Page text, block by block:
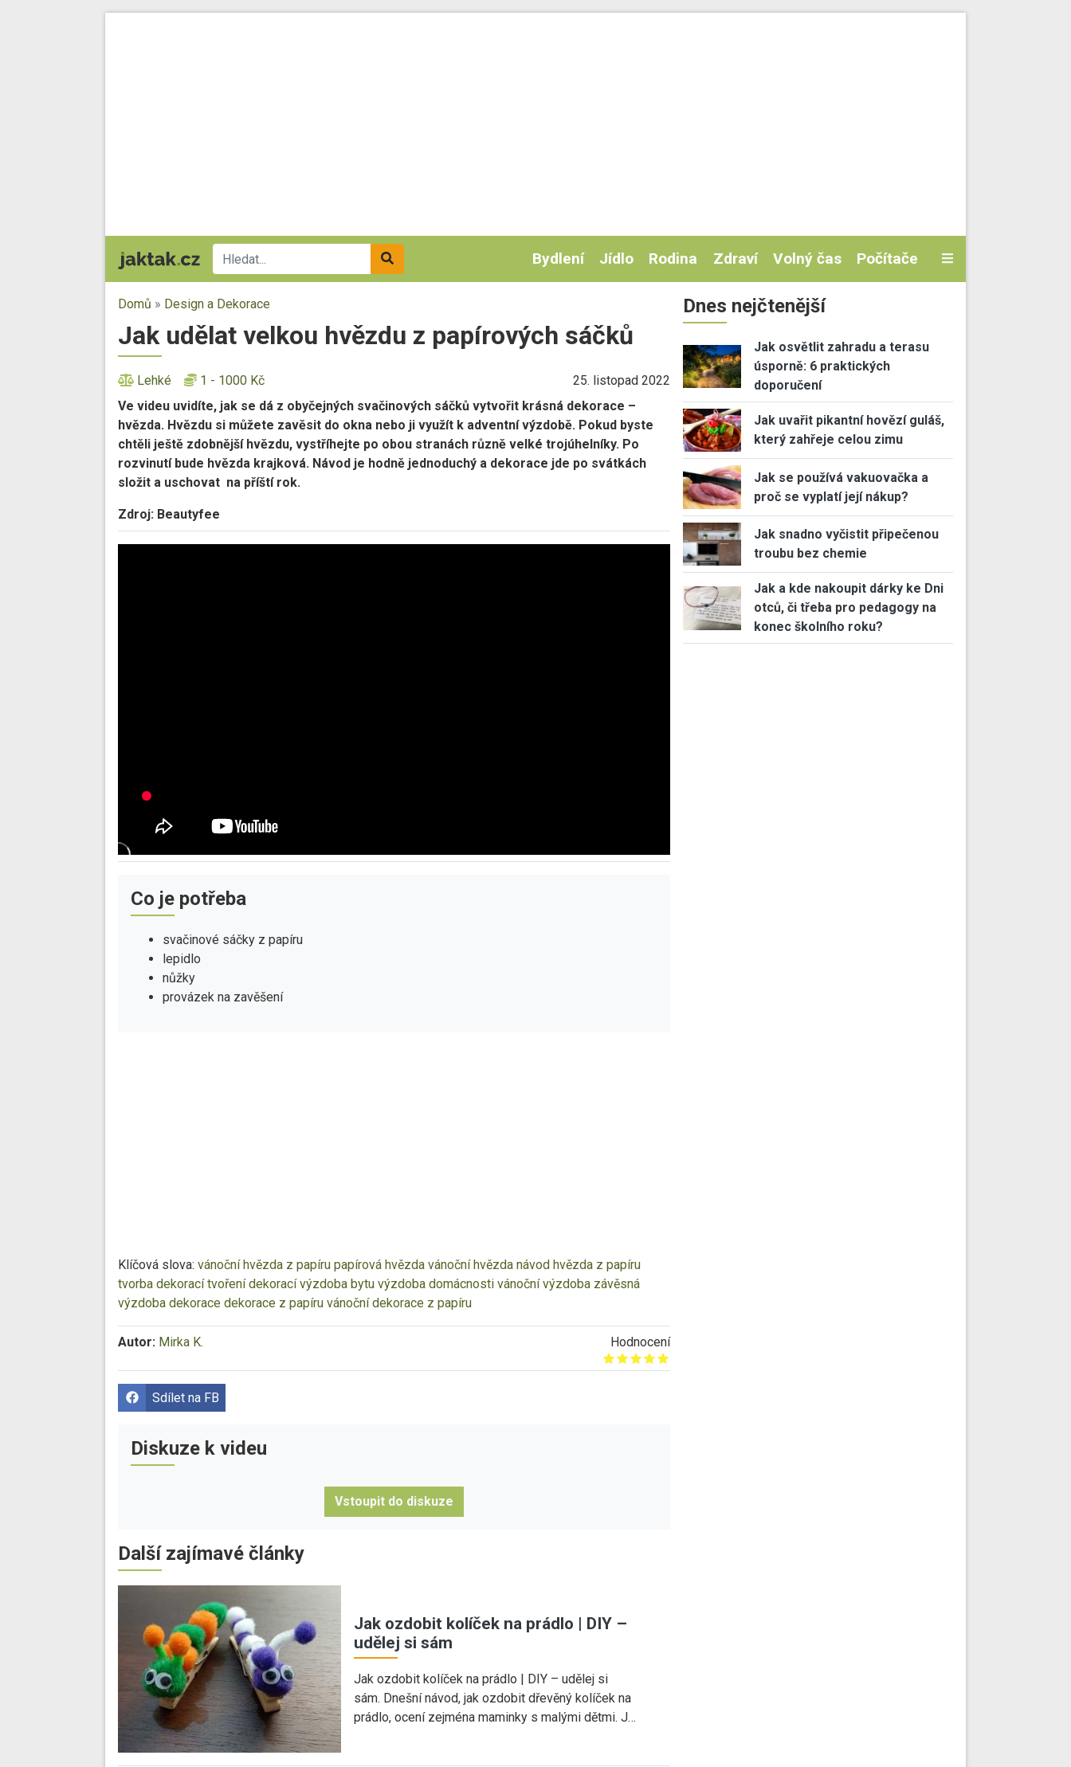
Bydlení Jídlo Rodina Zdraví Volný čas Počítače
Domů » Design a Dekorace
Jak udělat velkou hvězdu z papírových sáčků
Lehké 1 - 1000 Kč
25. listopad 2022
Ve videu uvidíte, jak se dá z obyčejných svačinových sáčků vytvořit krásná dekorace –
hvězda. Hvězdu si můžete zavěsit do okna nebo ji využít k adventní výzdobě. Pokud byste
chtěli ještě zdobnější hvězdu, vystříhejte po obou stranách různě velké trojúhelníky. Po
rozvinutí bude hvězda krajková. Návod je hodně jednoduchý a dekorace jde po svátkách
složit a uschovat na příští rok.
Zdroj: Beautyfee
Co je potřeba
svačinové sáčky z papíru
lepidlo
nůžky
provázek na zavěšení
Klíčová slova: vánoční hvězda z papíru papírová hvězda vánoční hvězda návod hvězda z papíru
tvorba dekorací tvoření dekorací výzdoba bytu výzdoba domácnosti vánoční výzdoba závěsná
výzdoba dekorace dekorace z papíru vánoční dekorace z papíru
Autor: Mirka K.
Hodnocení
Give it 1/5
Give it 2/5
Give it 3/5
Give it 4/5
Give it 5/5
Sdílet na FB
Diskuze k videu
Vstoupit do diskuze
Další zajímavé články
Jak ozdobit kolíček na prádlo | DIY –
udělej si sám
Jak ozdobit kolíček na prádlo | DIY – udělej si
sám. Dnešní návod, jak ozdobit dřevěný kolíček na
prádlo, ocení zejména maminky s malými dětmi. J…
Dnes nejčtenější
Jak osvětlit zahradu a terasu
úsporně: 6 praktických
doporučení
Jak uvařit pikantní hovězí guláš,
který zahřeje celou zimu
Jak se používá vakuovačka a
proč se vyplatí její nákup?
Jak snadno vyčistit připečenou
troubu bez chemie
Jak a kde nakoupit dárky ke Dni
otců, či třeba pro pedagogy na
konec školního roku?